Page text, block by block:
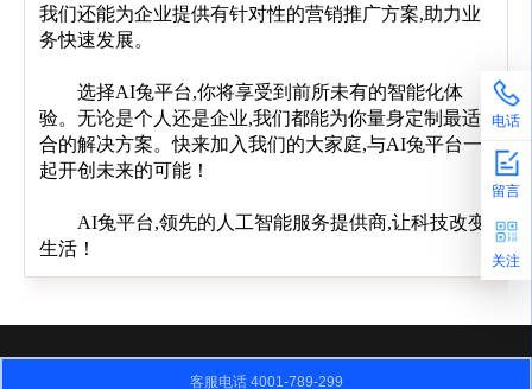
我们还能为企业提供有针对性的营销推广方案,助力业
务快速发展。
验。无论是个人还是企业,我们都能为你量身定制最适
合的解决方案。快来加入我们的大家庭,与AI兔平台一
起开创未来的可能！
生活！
电话
留言
关注
客服电话 4001-789-299